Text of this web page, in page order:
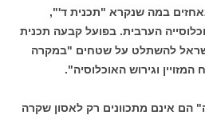
במה שנקרא "תכנית ד'",
הערבית. בפועל קבעה תכנית
להשתלט על שטחים "במקרה
וגירוש האוכלוסיה".
הם אינם מתכוונים רק לאסון שקרה